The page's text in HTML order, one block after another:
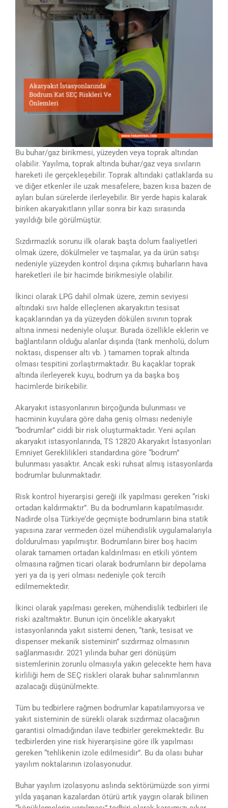
Bu buhar/gaz birikmesi, yüzeyden veya toprak altından
olabilir. Yayılma, toprak altında buhar/gaz veya sıvıların
hareketi ile gerçekleşebilir. Toprak altındaki çatlaklarda su
ve diğer etkenler ile uzak mesafelere, bazen kısa bazen de
ayları bulan sürelerde ilerleyebilir. Bir yerde hapis kalarak
biriken akaryakıtların yıllar sonra bir kazı sırasında
yayıldığı bile görülmüştür.
Sızdırmazlık sorunu ilk olarak başta dolum faaliyetleri
olmak üzere, dökülmeler ve taşmalar, ya da ürün satışı
nedeniyle yüzeyden kontrol dışına çıkmış buharların hava
hareketleri ile bir hacimde birikmesiyle olabilir.
İkinci olarak LPG dahil olmak üzere, zemin seviyesi
altındaki sıvı halde elleçlenen akaryakıtın tesisat
kaçaklarından ya da yüzeyden dökülen sıvının toprak
altına inmesi nedeniyle oluşur. Burada özellikle eklerin ve
bağlantıların olduğu alanlar dışında (tank menholü, dolum
noktası, dispenser altı vb. ) tamamen toprak altında
olması tespitini zorlaştırmaktadır. Bu kaçaklar toprak
altında ilerleyerek kuyu, bodrum ya da başka boş
hacimlerde birikebilir.
Akaryakıt istasyonlarının birçoğunda bulunması ve
hacminin kuyulara göre daha geniş olması nedeniyle
“bodrumlar” ciddi bir risk oluşturmaktadır. Yeni açılan
akaryakıt istasyonlarında, TS 12820 Akaryakıt İstasyonları
Emniyet Gereklilikleri standardına göre “bodrum”
bulunması yasaktır. Ancak eski ruhsat almış istasyonlarda
bodrumlar bulunmaktadır.
Risk kontrol hiyerarşisi gereği ilk yapılması gereken “riski
ortadan kaldırmaktır”. Bu da bodrumların kapatılmasıdır.
Nadirde olsa Türkiye’de geçmişte bodrumların bina statik
yapısına zarar vermeden özel mühendislik uygulamalarıyla
doldurulması yapılmıştır. Bodrumların birer boş hacim
olarak tamamen ortadan kaldırılması en etkili yöntem
olmasına rağmen ticari olarak bodrumların bir depolama
yeri ya da iş yeri olması nedeniyle çok tercih
edilmemektedir.
İkinci olarak yapılması gereken, mühendislik tedbirleri ile
riski azaltmaktır. Bunun için öncelikle akaryakıt
istasyonlarında yakıt sistemi denen, “tank, tesisat ve
dispenser mekanik sisteminin” sızdırmaz olmasının
sağlanmasıdır. 2021 yılında buhar geri dönüşüm
sistemlerinin zorunlu olmasıyla yakın gelecekte hem hava
kirliliği hem de SEÇ riskleri olarak buhar salınımlarının
azalacağı düşünülmekte.
Tüm bu tedbirlere rağmen bodrumlar kapatılamıyorsa ve
yakıt sisteminin de sürekli olarak sızdırmaz olacağının
garantisi olmadığından ilave tedbirler gerekmektedir. Bu
tedbirlerden yine risk hiyerarşisine göre ilk yapılması
gereken “tehlikenin izole edilmesidir”. Bu da olası buhar
yayılım noktalarının izolasyonudur.
Buhar yayılım izolasyonu aslında sektörümüzde son yirmi
yılda yaşanan kazalardan ötürü artık yaygın olarak bilinen